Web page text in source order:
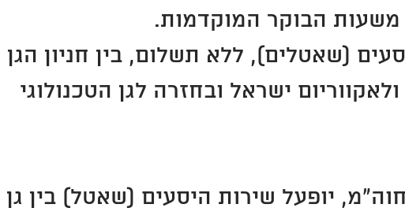
משעות הבוקר המוקדמות.
(שאטלים), ללא תשלום, בין חניון הגן
ישראל ובחזרה לגן הטכנולוגי
שני-חמישי 14-17.4, חוה"מ, יופעל שירות היסעים (שאטל) בין גן